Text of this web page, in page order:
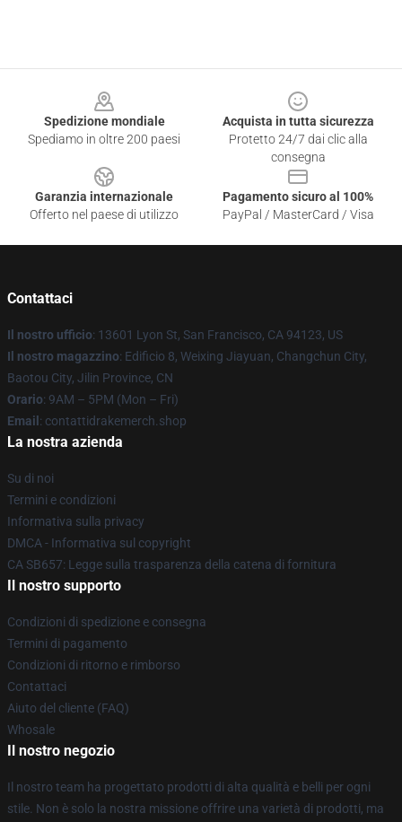
Spedizione mondiale
Spediamo in oltre 200 paesi
Acquista in tutta sicurezza
Protetto 24/7 dai clic alla
consegna
Garanzia internazionale
Offerto nel paese di utilizzo
Pagamento sicuro al 100%
PayPal / MasterCard / Visa
Contattaci
Il nostro ufficio: 13601 Lyon St, San Francisco, CA 94123, US
Il nostro magazzino: Edificio 8, Weixing Jiayuan, Changchun City,
Baotou City, Jilin Province, CN
Orario: 9AM – 5PM (Mon – Fri)
Email : contattidrakemerch.shop
La nostra azienda
Su di noi
Termini e condizioni
Informativa sulla privacy
DMCA - Informativa sul copyright
CA SB657: Legge sulla trasparenza della catena di fornitura
Il nostro supporto
Condizioni di spedizione e consegna
Termini di pagamento
Condizioni di ritorno e rimborso
Contattaci
Aiuto del cliente (FAQ)
Whosale
Il nostro negozio
Il nostro team ha progettato prodotti di alta qualità e belli per ogni
stile. Non è solo la nostra missione offrire una varietà di prodotti, ma